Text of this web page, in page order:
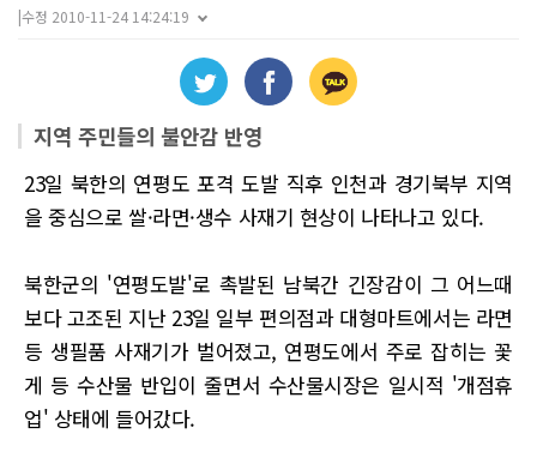
|수정 2010-11-24 14:24:19
지역 주민들의 불안감 반영
23일 북한의 연평도 포격 도발 직후 인천과 경기북부 지역
을 중심으로 쌀·라면·생수 사재기 현상이 나타나고 있다.
북한군의 '연평도발'로 촉발된 남북간 긴장감이 그 어느때
보다 고조된 지난 23일 일부 편의점과 대형마트에서는 라면
등 생필품 사재기가 벌어졌고, 연평도에서 주로 잡히는 꽃
게 등 수산물 반입이 줄면서 수산물시장은 일시적 '개점휴
업' 상태에 들어갔다.